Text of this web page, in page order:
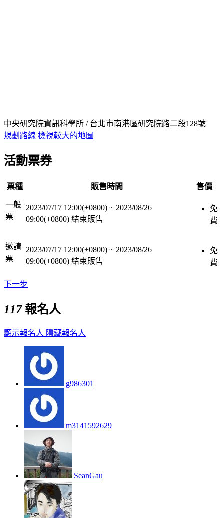
中央研究院資訊科學所 / 台北市南港區研究院路二段128號
規劃路線 檢視較大的地圖
活動票券
票種 販售時間 售價
一般
票
2023/07/17 12:00(+0800) ~ 2023/08/26
09:00(+0800) 結束販售
免
費
邀請
票
2023/07/17 12:00(+0800) ~ 2023/08/26
09:00(+0800) 結束販售
免
費
下一步
117報名人
顯示報名人 隱藏報名人
g986301
m3141592629
SeanGau